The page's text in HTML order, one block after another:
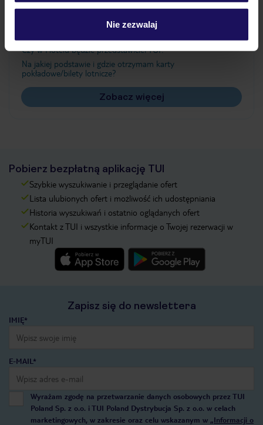
Nie zezwalaj
Czy w Hotelu będzie przedstawiciel TUI?
Na jakiej podstawie i gdzie otrzymam karty
pokładowe/bilety lotnicze?
Zobacz więcej
Pobierz bezpłatną aplikację TUI
Szybkie wyszukiwanie i przeglądanie ofert
Lista ulubionych ofert i możliwość ich udostępniania
Historia wyszukiwań i ostatnio oglądanych ofert
Kontakt z TUI i wszystkie informacje o Twojej rezerwacji w
myTUI
Zapisz się do newslettera
IMIĘ*
E-MAIL*
Wyrażam zgodę na przetwarzanie danych osobowych przez TUI
Poland Sp. z o.o. i TUI Poland Dystrybucja Sp. z o.o. w celach
marketingowych, w zakresie oraz celu wskazanym w „Informacji o